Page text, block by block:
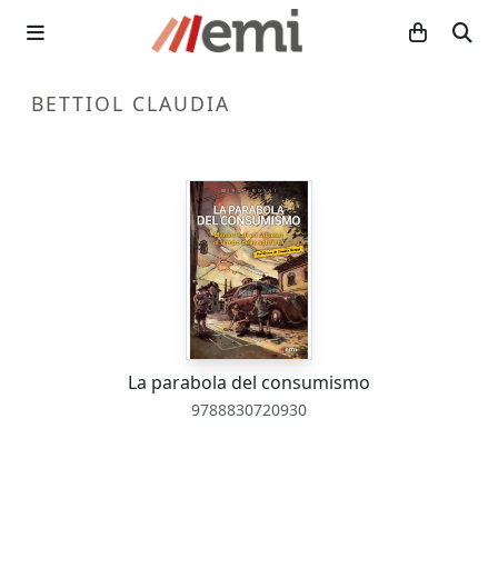
BETTIOL CLAUDIA
La parabola del consumismo
9788830720930